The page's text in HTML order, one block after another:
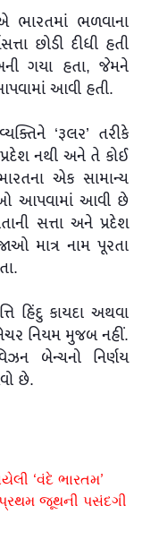
ભારતમાં ભળવાના
છોડી દીધી હતી
ગયા હતા, જેમને
આવી હતી.
‘રૂલર’ તરીકે
નથી અને તે કોઈ
એક સામાન્ય
આપવામાં આવી છે
સત્તા અને પ્રદેશ
માત્ર નામ પૂરતા
હિંદુ કાયદા અથવા
નિયમ મુજબ નહીં.
બેન્ચનો નિર્ણય
છે.
‘વંદે ભારતમ’
જૂથની પસંદગી